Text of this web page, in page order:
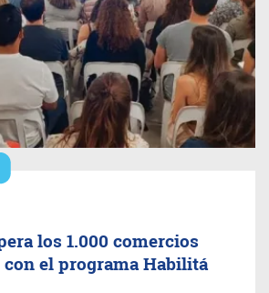
los 1.000 comercios
con el programa Habilitá